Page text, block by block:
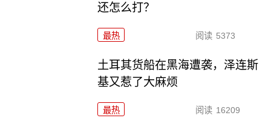
还怎么打？
最热 阅读 5373
土耳其货船在黑海遭袭，泽连斯
基又惹了大麻烦
最热 阅读 16209